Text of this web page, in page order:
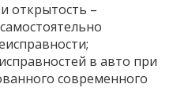
открытость –
в авто при
современного